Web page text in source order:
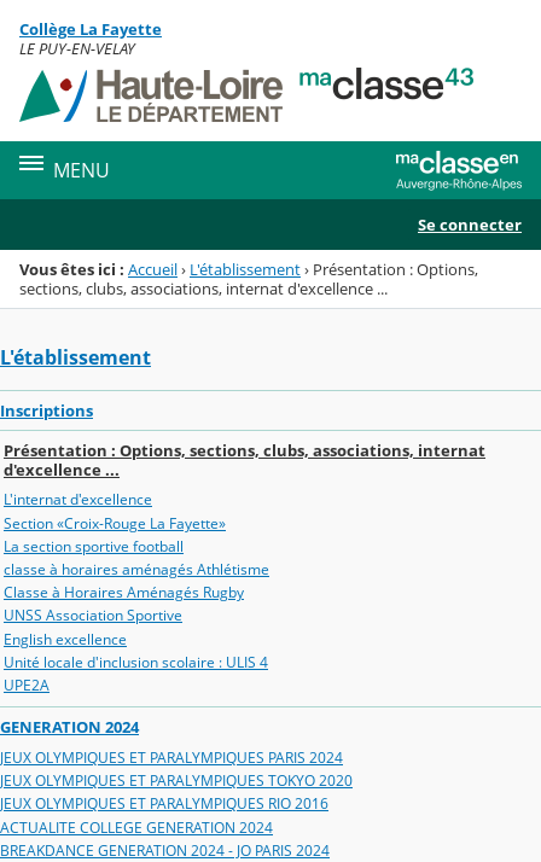
Menu de la rubrique
Contenu
Collège La Fayette
LE PUY-EN-VELAY
MENU
Se connecter
Vous êtes ici : Accueil› L'établissement› Présentation : Options,
sections, clubs, associations, internat d'excellence ...
L'établissement
Inscriptions
Présentation : Options, sections, clubs, associations, internat
d'excellence ...
L'internat d'excellence
Section «Croix-Rouge La Fayette»
La section sportive football
classe à horaires aménagés Athlétisme
Classe à Horaires Aménagés Rugby
UNSS Association Sportive
English excellence
Unité locale d'inclusion scolaire : ULIS 4
UPE2A
GENERATION 2024
JEUX OLYMPIQUES ET PARALYMPIQUES PARIS 2024
JEUX OLYMPIQUES ET PARALYMPIQUES TOKYO 2020
JEUX OLYMPIQUES ET PARALYMPIQUES RIO 2016
ACTUALITE COLLEGE GENERATION 2024
BREAKDANCE GENERATION 2024 - JO PARIS 2024